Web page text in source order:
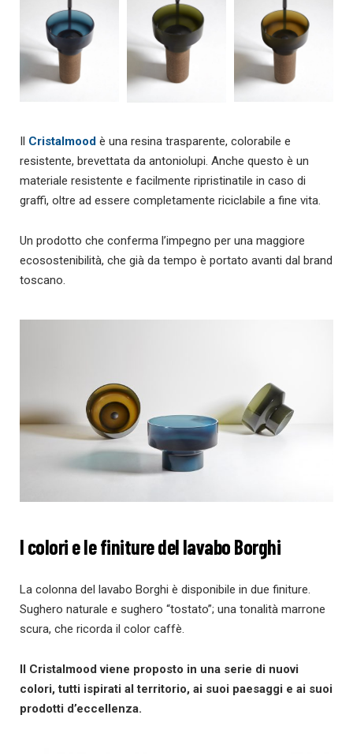
Il Cristalmood è una resina trasparente, colorabile e
resistente, brevettata da antoniolupi. Anche questo è un
materiale resistente e facilmente ripristinatile in caso di
graffi, oltre ad essere completamente riciclabile a fine vita.
Un prodotto che conferma l’impegno per una maggiore
ecosostenibilità, che già da tempo è portato avanti dal brand
toscano.
I colori e le finiture del lavabo Borghi
La colonna del lavabo Borghi è disponibile in due finiture.
Sughero naturale e sughero “tostato”; una tonalità marrone
scura, che ricorda il color caffè.
Il Cristalmood viene proposto in una serie di nuovi
colori, tutti ispirati al territorio, ai suoi paesaggi e ai suoi
prodotti d’eccellenza.